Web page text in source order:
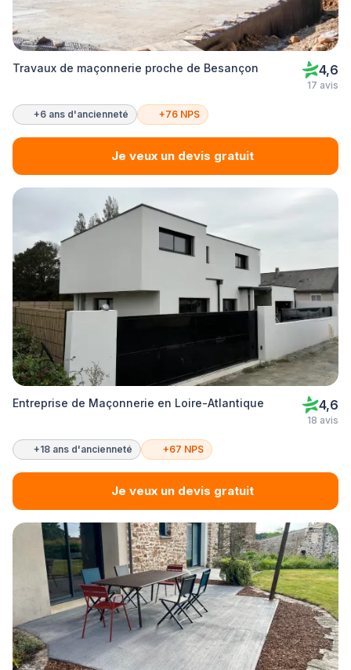
Travaux de maçonnerie proche de Besançon 4,6
17 avis
+6 ans d'ancienneté +76 NPS
Je veux un devis gratuit
Entreprise de Maçonnerie en Loire-Atlantique 4,6
18 avis
+18 ans d'ancienneté +67 NPS
Je veux un devis gratuit